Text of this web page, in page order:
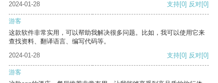
2024-01-28 支持[0] 反对[0]
游客
这款软件非常实用，可以帮助我解决很多问题。比如，我可以使用它来
查找资料、翻译语言、编写代码等。
2024-01-28
支持[0] 反对[0]
游客